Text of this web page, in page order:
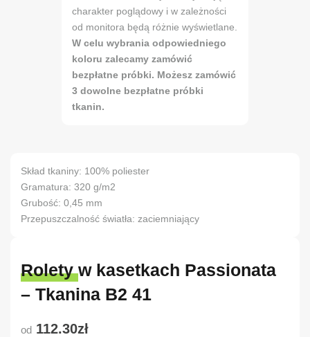
charakter poglądowy i w zależności
od monitora będą różnie wyświetlane.
W celu wybrania odpowiedniego
koloru zalecamy zamówić
bezpłatne próbki. Możesz zamówić
3 dowolne bezpłatne próbki
tkanin.
Skład tkaniny: 100% poliester
Gramatura: 320 g/m2
Grubość: 0,45 mm
Przepuszczalność światła: zaciemniający
Rolety w kasetkach Passionata
– Tkanina B2 41
od 112.30zł